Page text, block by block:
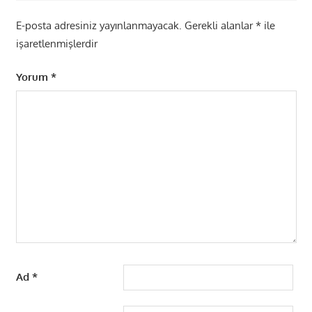
E-posta adresiniz yayınlanmayacak. Gerekli alanlar*ile
işaretlenmişlerdir
Yorum *
Ad *